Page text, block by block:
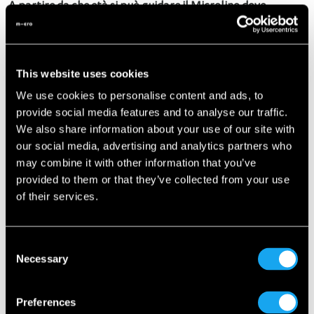
This website uses cookies
We use cookies to personalise content and ads, to
provide social media features and to analyse our traffic.
We also share information about your use of our site with
our social media, advertising and analytics partners who
may combine it with other information that you’ve
provided to them or that they’ve collected from your use
of their services.
Selection
Necessary
Preferences
A partire da che età si può guidare il Microlino dove
Con una velocità massima di 45 km/h (28 mph), è solo la
guidato in alcuni Paesi europei da chiunque abbia una